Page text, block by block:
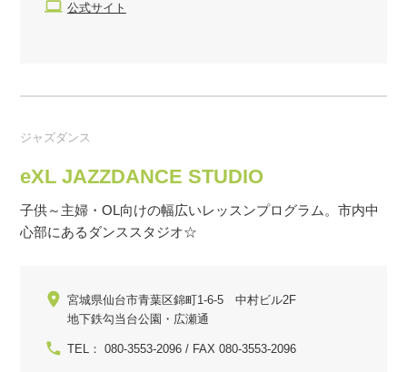
公式サイト
ジャズダンス
eXL JAZZDANCE STUDIO
子供～主婦・OL向けの幅広いレッスンプログラム。市内中
心部にあるダンススタジオ☆
宮城県仙台市青葉区錦町1-6-5 中村ビル2F
地下鉄勾当台公園・広瀬通
TEL： 080-3553-2096 / FAX 080-3553-2096